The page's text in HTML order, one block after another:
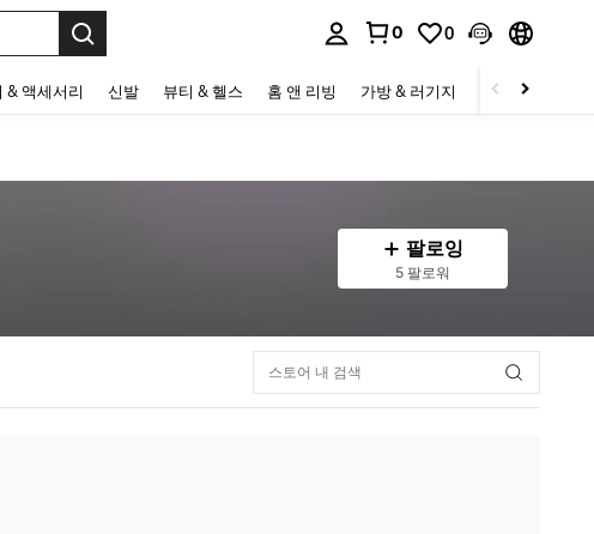
0 0
& 액세서리 신발 뷰티 & 헬스 홈 앤 리빙 가방 & 러기지 스포츠 & 아웃
팔로잉
5 팔로워